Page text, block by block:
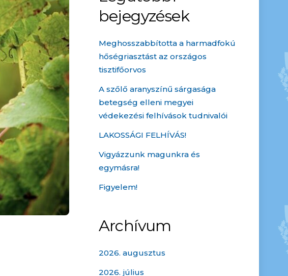
bejegyzések
Meghosszabbította a harmadfokú
hőségriasztást az országos
tisztifőorvos
A szőlő aranyszínű sárgasága
betegség elleni megyei
védekezési felhívások tudnivalói
LAKOSSÁGI FELHÍVÁS!
Vigyázzunk magunkra és
egymásra!
Figyelem!
Archívum
2026. augusztus
2026. július